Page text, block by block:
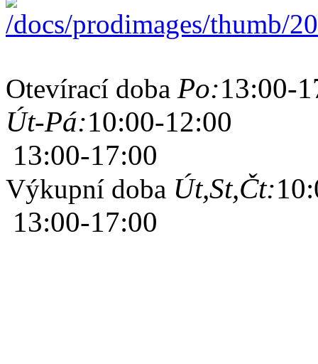
Otevírací doba Po:13:00-
Út-Pá:10:00-12:00
13:00-17:00
Výkupní doba Út,St,Čt:
13:00-17:00